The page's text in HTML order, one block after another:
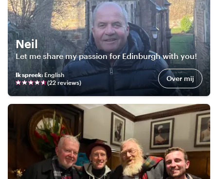
Neil
Let me share my passion for Edinburgh with you!
Ik spreek: English
(22reviews) Over mij